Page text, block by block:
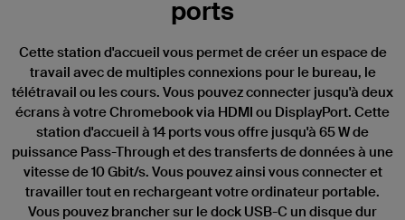
ports
Cette station d'accueil vous permet de créer un espace de
travail avec de multiples connexions pour le bureau, le
télétravail ou les cours. Vous pouvez connecter jusqu'à deux
écrans à votre Chromebook via HDMI ou DisplayPort. Cette
station d'accueil à 14 ports vous offre jusqu'à 65 W de
puissance Pass-Through et des transferts de données à une
vitesse de 10 Gbit/s. Vous pouvez ainsi vous connecter et
travailler tout en rechargeant votre ordinateur portable.
Vous pouvez brancher sur le dock USB-C un disque dur